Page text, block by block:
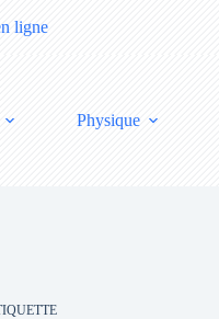
ligne
Physique